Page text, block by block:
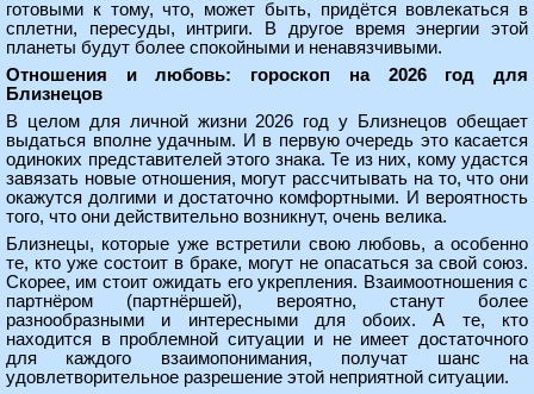
готовыми к тому, что, может быть, придётся вовлекаться в
сплетни, пересуды, интриги. В другое время энергии этой
планеты будут более спокойными и ненавязчивыми.
Отношения и любовь: гороскоп на 2026 год для
Близнецов
В целом для личной жизни 2026 год у Близнецов обещает
выдаться вполне удачным. И в первую очередь это касается
одиноких представителей этого знака. Те из них, кому удастся
завязать новые отношения, могут рассчитывать на то, что они
окажутся долгими и достаточно комфортными. И вероятность
того, что они действительно возникнут, очень велика.
Близнецы, которые уже встретили свою любовь, а особенно
те, кто уже состоит в браке, могут не опасаться за свой союз.
Скорее, им стоит ожидать его укрепления. Взаимоотношения с
партнёром (партнёршей), вероятно, станут более
разнообразными и интересными для обоих. А те, кто
находится в проблемной ситуации и не имеет достаточного
для каждого взаимопонимания, получат шанс на
удовлетворительное разрешение этой неприятной ситуации.